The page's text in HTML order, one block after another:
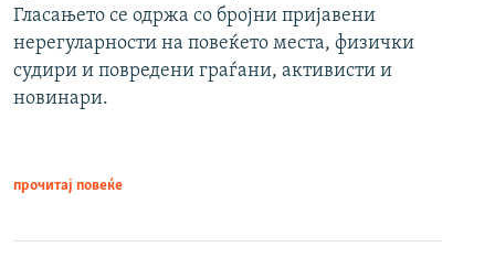
Гласањето се одржа со бројни пријавени
нерегуларности на повеќето места, физички
судири и повредени граѓани, активисти и
новинари.
прочитај повеќе